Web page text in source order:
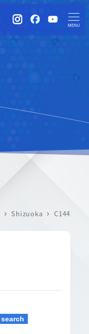
instagramFacebook
MENU
Shizuoka C144